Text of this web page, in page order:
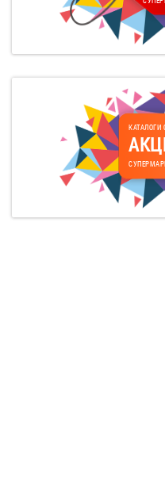
КАТАЛОГИ